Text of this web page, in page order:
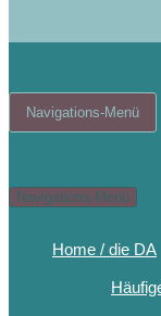
Navigations-Menü
Navigations-Menü
Home / die DA